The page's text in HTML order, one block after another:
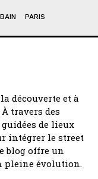
PARIS
découverte et à
travers des
de lieux
intégrer le street
blog offre un
pleine évolution.